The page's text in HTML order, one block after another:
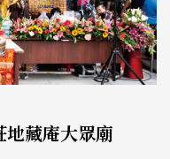
地藏庵大眾廟